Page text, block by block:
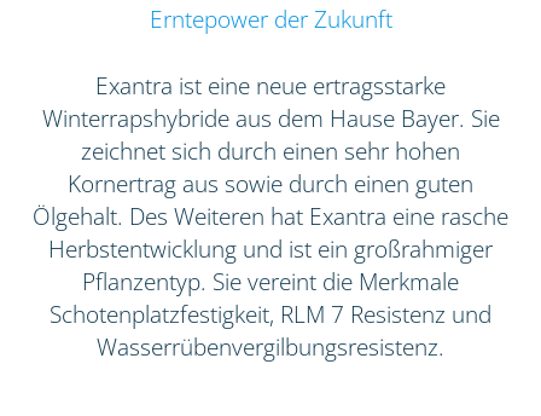
Erntepower der Zukunft
Exantra ist eine neue ertragsstarke
Winterrapshybride aus dem Hause Bayer. Sie
zeichnet sich durch einen sehr hohen
Kornertrag aus sowie durch einen guten
Ölgehalt. Des Weiteren hat Exantra eine rasche
Herbstentwicklung und ist ein großrahmiger
Pflanzentyp. Sie vereint die Merkmale
Schotenplatzfestigkeit, RLM 7 Resistenz und
Wasserrübenvergilbungsresistenz.